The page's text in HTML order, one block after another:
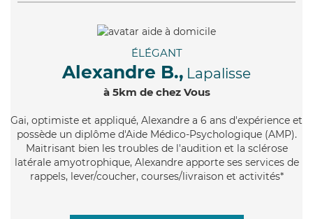
ÉLÉGANT
Alexandre B., Lapalisse
à 5km de chez Vous
Gai, optimiste et appliqué, Alexandre a 6 ans d'expérience et
possède un diplôme d'Aide Médico-Psychologique (AMP).
Maitrisant bien les troubles de l'audition et la sclérose
latérale amyotrophique, Alexandre apporte ses services de
rappels, lever/coucher, courses/livraison et activités*